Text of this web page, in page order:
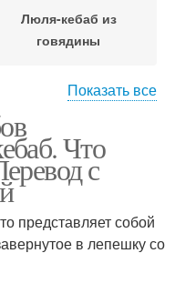
Люля-кебаб из
говядины
баранины
кебаб с зеленью
Показать все
Что
с
представляет собой
в лепешку со